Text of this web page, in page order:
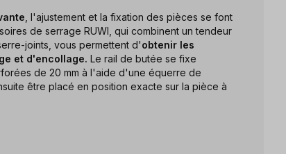
, l'ajustement et la fixation des pièces se font
de serrage RUWI, qui combinent un tendeur
joints, vous permettent d'obtenir les
et d'encollage. Le rail de butée se fixe
de 20 mm à l'aide d'une équerre de
être placé en position exacte sur la pièce à